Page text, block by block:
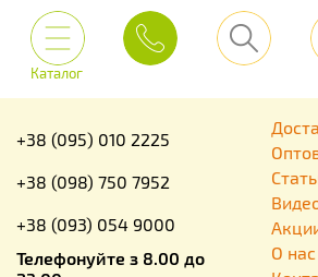
Каталог
+38 (095) 010 2225
+38 (098) 750 7952
+38 (093) 054 9000
Телефонуйте з 8.00 до
О нас